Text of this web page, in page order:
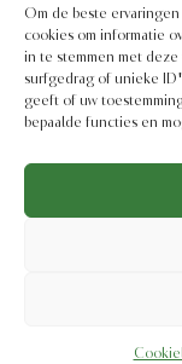
Om de beste
cookies om informatie
in te stemmen met
surfgedrag of unieke
geeft of uw
bepaalde functies en
BEYOND